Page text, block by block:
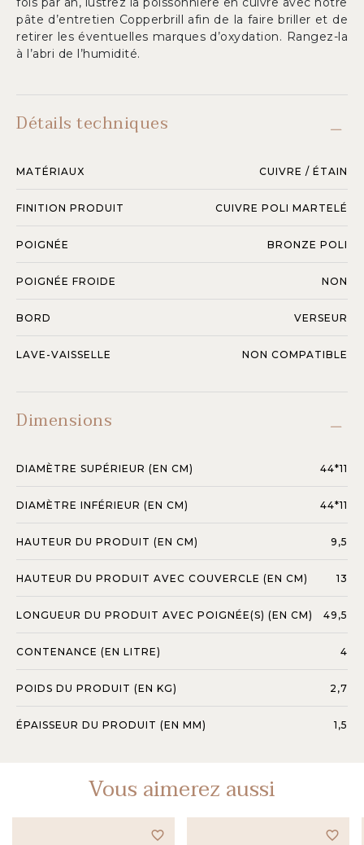
pâte d’entretien Copperbrill afin de la faire briller et de
retirer les éventuelles marques d’oxydation. Rangez-la
à l’abri de l’humidité.
Détails techniques
MATÉRIAUX CUIVRE / ÉTAIN
FINITION PRODUIT CUIVRE POLI MARTELÉ
POIGNÉE BRONZE POLI
POIGNÉE FROIDE NON
BORD VERSEUR
LAVE-VAISSELLE NON COMPATIBLE
Dimensions
DIAMÈTRE SUPÉRIEUR (EN CM) 44*11
DIAMÈTRE INFÉRIEUR (EN CM) 44*11
HAUTEUR DU PRODUIT (EN CM) 9,5
HAUTEUR DU PRODUIT AVEC COUVERCLE (EN CM) 13
LONGUEUR DU PRODUIT AVEC POIGNÉE(S) (EN CM) 49,5
CONTENANCE (EN LITRE) 4
POIDS DU PRODUIT (EN KG) 2,7
ÉPAISSEUR DU PRODUIT (EN MM) 1,5
Vous aimerez aussi
favorite_border favorite_border